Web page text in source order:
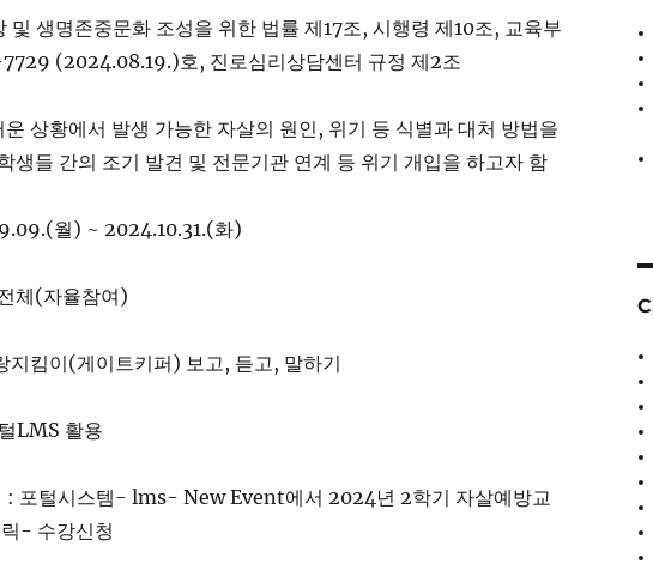
및 생명존중문화 조성을 위한 법률 제17조, 시행령 제10조, 교육부
(2024.08.19.)호, 진로심리상담센터 규정 제2조
상황에서 발생 가능한 자살의 원인, 위기 등 식별과 대처 방법을
생들 간의 조기 발견 및 전문기관 연계 등 위기 개입을 하고자 함
월) ~ 2024.10.31.(화)
체(자율참여)
지킴이(게이트키퍼) 보고, 듣고, 말하기
LMS 활용
: 포털시스템- lms- New Event에서 2024년 2학기 자살예방교
- 수강신청